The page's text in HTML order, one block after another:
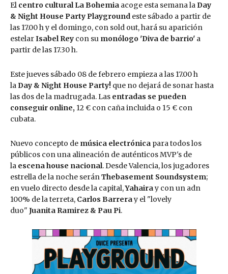
El centro cultural La Bohemia acoge esta semana la Day
& Night House Party Playground este sábado a partir de
las 17.00 h y el domingo, con sold out, hará su aparición
estelarIsabel Rey con su monólogo 'Diva de barrio' a
partir de las 17.30 h.
Este jueves sábado 08 de febrero empieza a las 17.00 h
la Day & Night House Party! que no dejará de sonar hasta
las dos de la madrugada. Las entradas se pueden
conseguir online, 12 € con caña incluida o 15 € con
cubata.
Nuevo concepto de música electrónica para todos los
públicos con una alineación de auténticos MVP's de
la escena house nacional. Desde Valencia, los jugadores
estrella de la noche seránThebasement Soundsystem;
en vuelo directo desde la capital,Yahairay con un adn
100% de la terreta, Carlos Barreray el "lovely
duo" Juanita Ramirez & Pau Pi.